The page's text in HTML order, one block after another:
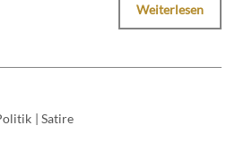
Weiterlesen
| Satire